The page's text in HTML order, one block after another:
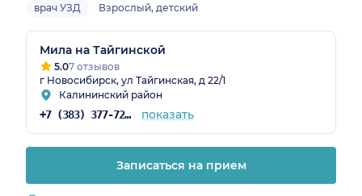
врач УЗД Взрослый, детский
Мила на Тайгинской
5.07 отзывов
г Новосибирск, ул Тайгинская, д 22/1
Калининский район
+7 (383) 377-72-04 показать
Записаться на прием